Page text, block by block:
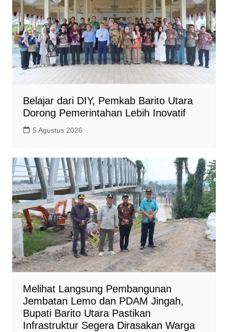
Belajar dari DIY, Pemkab Barito Utara
Dorong Pemerintahan Lebih Inovatif
5 Agustus 2026
Melihat Langsung Pembangunan
Jembatan Lemo dan PDAM Jingah,
Bupati Barito Utara Pastikan
Infrastruktur Segera Dirasakan Warga